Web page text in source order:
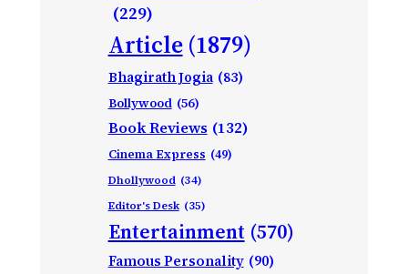
(229)
Article (1879)
Bhagirath Jogia (83)
Bollywood (56)
Book Reviews (132)
Cinema Express (49)
Dhollywood (34)
Editor's Desk (35)
Entertainment (570)
Famous Personality (90)